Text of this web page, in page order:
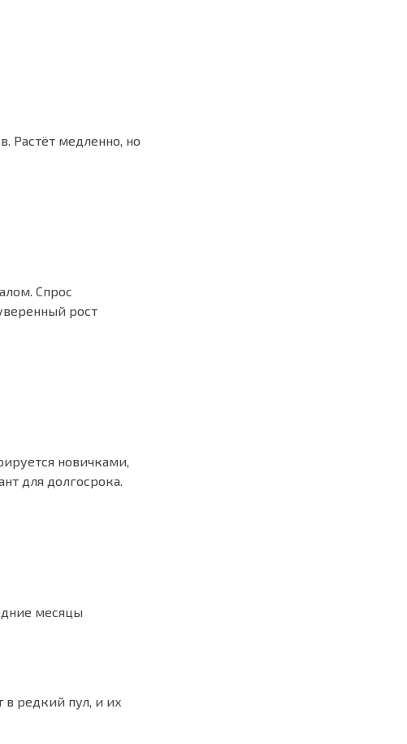
Растёт медленно, но
Спрос
рост
новичками,
для долгосрока.
месяцы
в редкий пул, и их